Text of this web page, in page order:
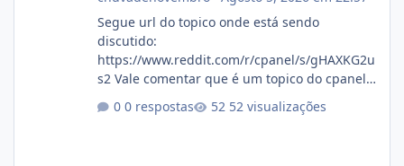
Segue url do topico onde está sendo
discutido:
https://www.reddit.com/r/cpanel/s/gHAXKG2u
s2 Vale comentar que é um topico do cpanel...
0 respostas 52 visualizações